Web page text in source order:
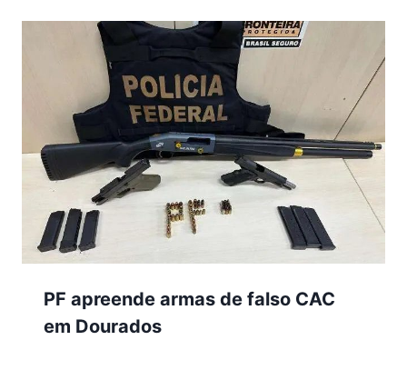
PF apreende armas de falso CAC
em Dourados